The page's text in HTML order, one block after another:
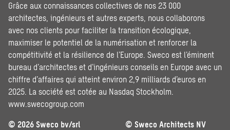
Grâce aux connaissances collectives de nos 23 000
architectes, ingénieurs et autres experts, nous collaborons
avec nos clients pour faciliter la transition écologique,
maximiser le potentiel de la numérisation et renforcer la
compétitivité et la résilience de l’Europe. Sweco est l’éminent
bureau d’architectes et d’ingénieurs conseils en Europe avec un
chiffre d’affaires qui atteint environ 2,9 milliards d’euros en
2025. La société est cotée au Nasdaq Stockholm.
www.swecogroup.com
© 2026 Sweco bv/srl
© Sweco Architects NV